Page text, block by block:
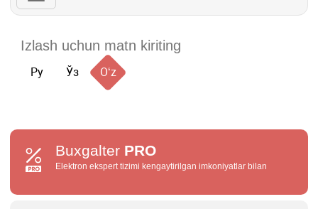
Ру Ўз Oʻz
Buxgalter PRO
Elektron ekspert tizimi kengaytirilgan imkoniyatlar bilan